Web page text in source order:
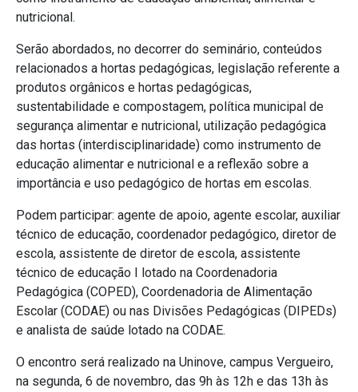
nutricional.
Serão abordados, no decorrer do seminário, conteúdos
relacionados a hortas pedagógicas, legislação referente a
produtos orgânicos e hortas pedagógicas,
sustentabilidade e compostagem, política municipal de
segurança alimentar e nutricional, utilização pedagógica
das hortas (interdisciplinaridade) como instrumento de
educação alimentar e nutricional e a reflexão sobre a
importância e uso pedagógico de hortas em escolas.
Podem participar: agente de apoio, agente escolar, auxiliar
técnico de educação, coordenador pedagógico, diretor de
escola, assistente de diretor de escola, assistente
técnico de educação I lotado na Coordenadoria
Pedagógica (COPED), Coordenadoria de Alimentação
Escolar (CODAE) ou nas Divisões Pedagógicas (DIPEDs)
e analista de saúde lotado na CODAE.
O encontro será realizado na Uninove, campus Vergueiro,
na segunda, 6 de novembro, das 9h às 12h e das 13h às